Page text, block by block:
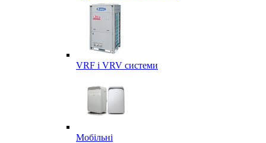
VRF і VRV системи
Мобільні